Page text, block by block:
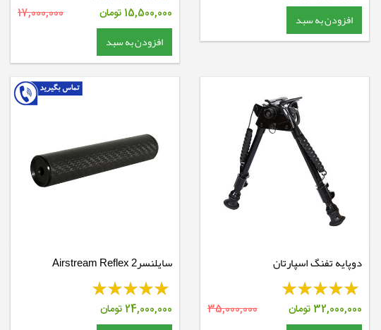
افزودن به سبد 15,500,000 تومان 17,000,000
افزودن به سبد
دوپایه تفنگ اسپارتان
32,000,000تومان 35,000,000
سایلنسر2 Airstream Reflex
24,000,000تومان